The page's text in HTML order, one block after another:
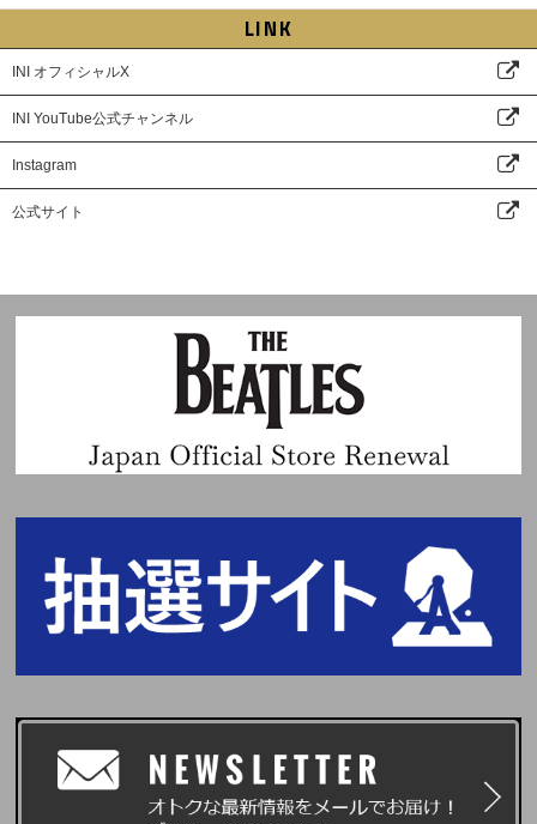
LINK
INI オフィシャルX
INI YouTube公式チャンネル
Instagram
公式サイト